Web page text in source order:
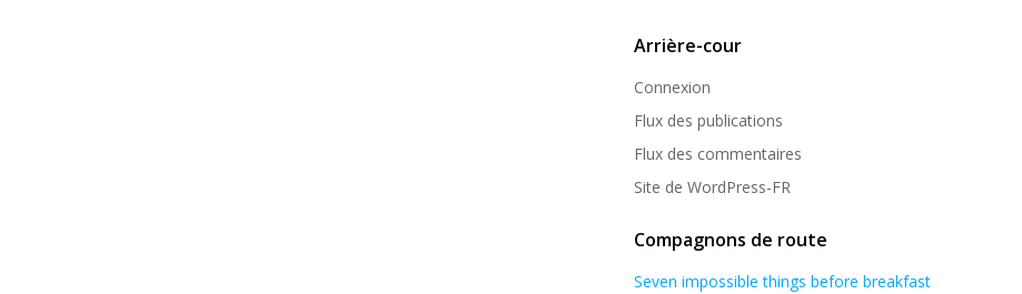
Arrière-cour
Connexion
Flux des publications
Flux des commentaires
Site de WordPress-FR
Compagnons de route
Seven impossible things before breakfast